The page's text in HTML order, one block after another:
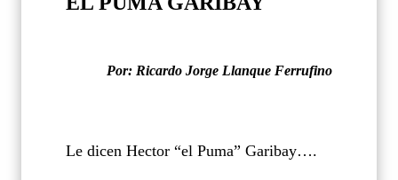
Por: Ricardo Jorge Llanque Ferrufino
Le dicen Hector “el Puma” Garibay….